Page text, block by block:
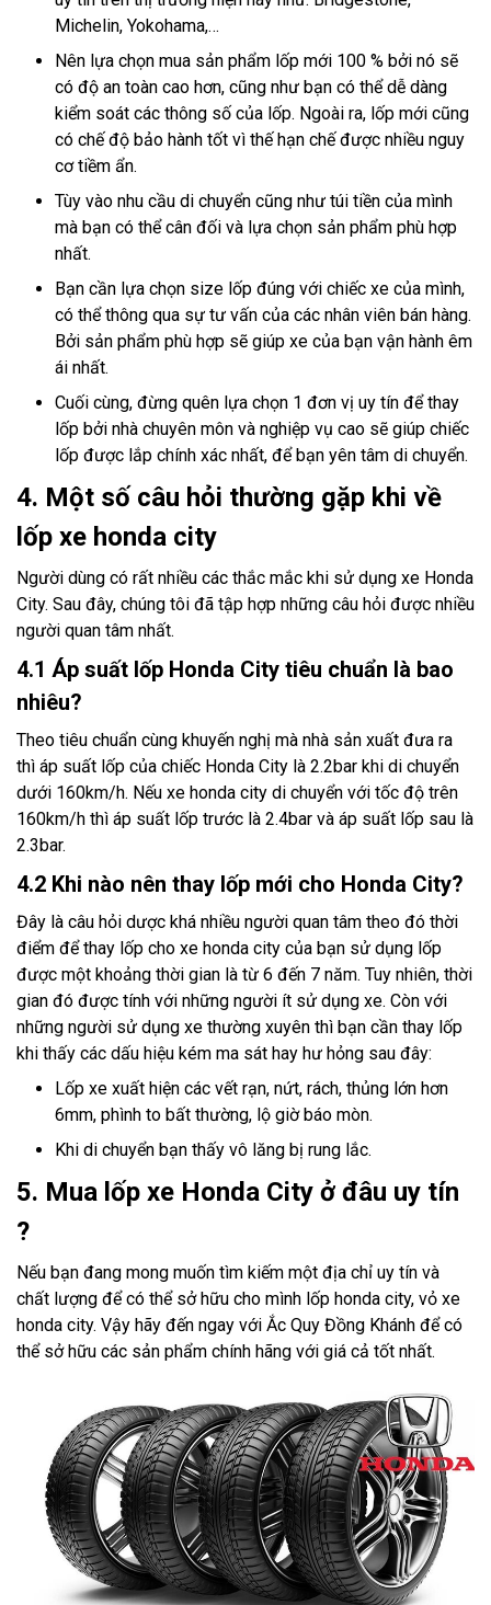
Michelin, Yokohama,…
Nên lựa chọn mua sản phẩm lốp mới 100 % bởi nó sẽ
có độ an toàn cao hơn, cũng như bạn có thể dễ dàng
kiểm soát các thông số của lốp. Ngoài ra, lốp mới cũng
có chế độ bảo hành tốt vì thế hạn chế được nhiều nguy
cơ tiềm ẩn.
Tùy vào nhu cầu di chuyển cũng như túi tiền của mình
mà bạn có thể cân đối và lựa chọn sản phẩm phù hợp
nhất.
Bạn cần lựa chọn size lốp đúng với chiếc xe của mình,
có thể thông qua sự tư vấn của các nhân viên bán hàng.
Bởi sản phẩm phù hợp sẽ giúp xe của bạn vận hành êm
ái nhất.
Cuối cùng, đừng quên lựa chọn 1 đơn vị uy tín để thay
lốp bởi nhà chuyên môn và nghiệp vụ cao sẽ giúp chiếc
lốp được lắp chính xác nhất, để bạn yên tâm di chuyển.
4. Một số câu hỏi thường gặp khi về
lốp xe honda city
Người dùng có rất nhiều các thắc mắc khi sử dụng xe Honda
City. Sau đây, chúng tôi đã tập hợp những câu hỏi được nhiều
người quan tâm nhất.
4.1 Áp suất lốp Honda City tiêu chuẩn là bao
nhiêu?
Theo tiêu chuẩn cùng khuyến nghị mà nhà sản xuất đưa ra
thì áp suất lốp của chiếc Honda City là 2.2bar khi di chuyển
dưới 160km/h. Nếu xe honda city di chuyển với tốc độ trên
160km/h thì áp suất lốp trước là 2.4bar và áp suất lốp sau là
2.3bar.
4.2 Khi nào nên thay lốp mới cho Honda City?
Đây là câu hỏi dược khá nhiều người quan tâm theo đó thời
điểm để thay lốp cho xe honda city của bạn sử dụng lốp
được một khoảng thời gian là từ 6 đến 7 năm. Tuy nhiên, thời
gian đó được tính với những người ít sử dụng xe. Còn với
những người sử dụng xe thường xuyên thì bạn cần thay lốp
khi thấy các dấu hiệu kém ma sát hay hư hỏng sau đây:
Lốp xe xuất hiện các vết rạn, nứt, rách, thủng lớn hơn
6mm, phình to bất thường, lộ giờ báo mòn.
Khi di chuyển bạn thấy vô lăng bị rung lắc.
5. Mua lốp xe Honda City ở đâu uy tín
?
Nếu bạn đang mong muốn tìm kiếm một địa chỉ uy tín và
chất lượng để có thể sở hữu cho mình lốp honda city, vỏ xe
honda city. Vậy hãy đến ngay với Ắc Quy Đồng Khánh để có
thể sở hữu các sản phẩm chính hãng với giá cả tốt nhất.